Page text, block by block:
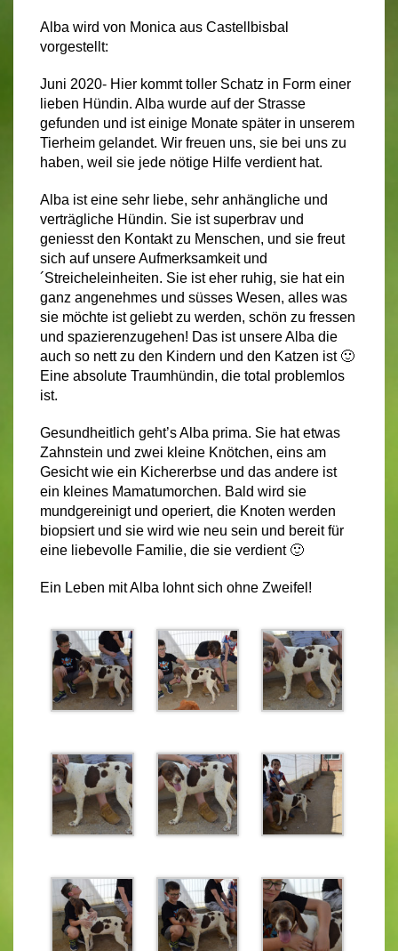
Alba wird von Monica aus Castellbisbal
vorgestellt:
Juni 2020- Hier kommt toller Schatz in Form einer
lieben Hündin. Alba wurde auf der Strasse
gefunden und ist einige Monate später in unserem
Tierheim gelandet. Wir freuen uns, sie bei uns zu
haben, weil sie jede nötige Hilfe verdient hat.
Alba ist eine sehr liebe, sehr anhängliche und
verträgliche Hündin. Sie ist superbrav und
geniesst den Kontakt zu Menschen, und sie freut
sich auf unsere Aufmerksamkeit und
´Streicheleinheiten. Sie ist eher ruhig, sie hat ein
ganz angenehmes und süsses Wesen, alles was
sie möchte ist geliebt zu werden, schön zu fressen
und spazierenzugehen! Das ist unsere Alba die
auch so nett zu den Kindern und den Katzen ist 🙂
Eine absolute Traumhündin, die total problemlos
ist.
Gesundheitlich geht’s Alba prima. Sie hat etwas
Zahnstein und zwei kleine Knötchen, eins am
Gesicht wie ein Kichererbse und das andere ist
ein kleines Mamatumorchen. Bald wird sie
mundgereinigt und operiert, die Knoten werden
biopsiert und sie wird wie neu sein und bereit für
eine liebevolle Familie, die sie verdient 🙂
Ein Leben mit Alba lohnt sich ohne Zweifel!